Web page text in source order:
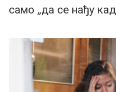
само „да се нађу